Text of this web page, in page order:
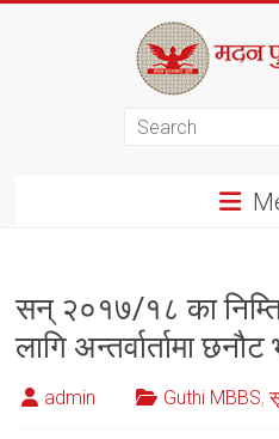
सन् २०१७/१८ का
लागि अन्तर्वार्तामा
admin Guthi MBBS,